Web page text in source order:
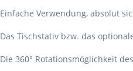
Einfache Verwendung, absolut
Das Tischstativ bzw. das
Die 360° Rotationsmöglichkeit